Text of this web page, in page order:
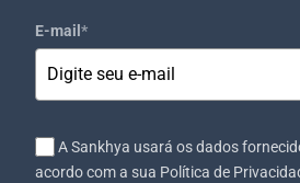
E-mail *
A Sankhya usará os dados
acordo com a sua Política de